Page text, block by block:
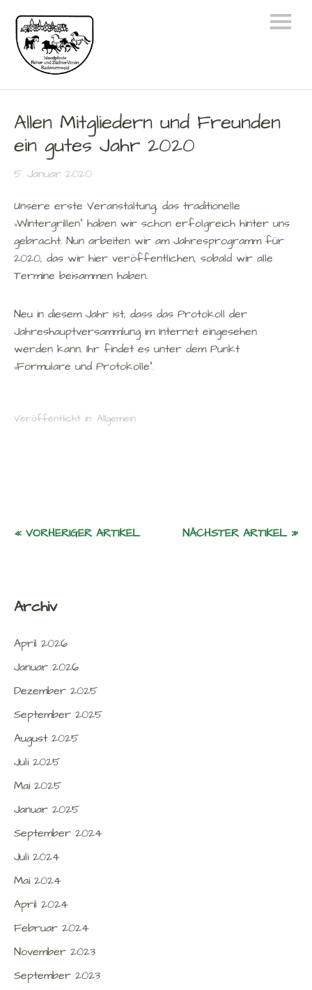
Allen Mitgliedern und Freunden
ein gutes Jahr 2020
5. Januar 2020
Unsere erste Veranstaltung, das traditionelle
„Wintergrillen“ haben wir schon erfolgreich hinter uns
gebracht. Nun arbeiten wir am Jahresprogramm für
2020, das wir hier veröffentlichen, sobald wir alle
Termine beisammen haben.
Neu in diesem Jahr ist, dass das Protokoll der
Jahreshauptversammlung im Internet eingesehen
werden kann. Ihr findet es unter dem Punkt
„Formulare und Protokolle“.
Veröffentlicht in: Allgemein
NÄCHSTER ARTIKEL »
« VORHERIGER ARTIKEL
Archiv
April 2026
Januar 2026
Dezember 2025
September 2025
August 2025
Juli 2025
Mai 2025
Januar 2025
September 2024
Juli 2024
Mai 2024
April 2024
Februar 2024
November 2023
September 2023